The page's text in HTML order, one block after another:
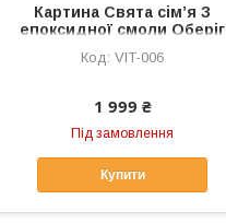
Картина Свята сім’я З
епоксидної смоли Оберіг
подарунок Ручна робота
VIT-006
1 999 ₴
Під замовлення
Купити